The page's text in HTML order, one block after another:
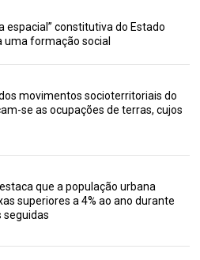
espacial” constitutiva do Estado
uma formação social
movimentos socioterritoriais do
se as ocupações de terras, cujos
que a população urbana
superiores a 4% ao ano durante
seguidas